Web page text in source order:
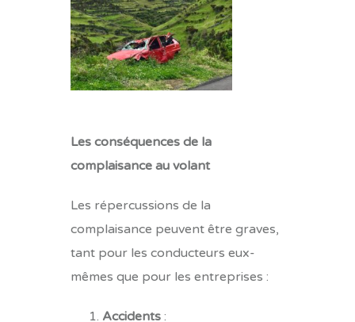
Les conséquences de la
complaisance au volant
Les répercussions de la
complaisance peuvent être graves,
tant pour les conducteurs eux-
mêmes que pour les entreprises :
Accidents :